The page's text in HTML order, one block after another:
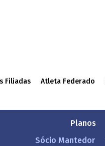
Filiadas Atleta Federado
Planos
Sócio Mantedor